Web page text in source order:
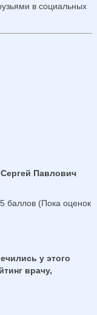
в социальных
Павлович
(Пока оценок
у этого
врачу,